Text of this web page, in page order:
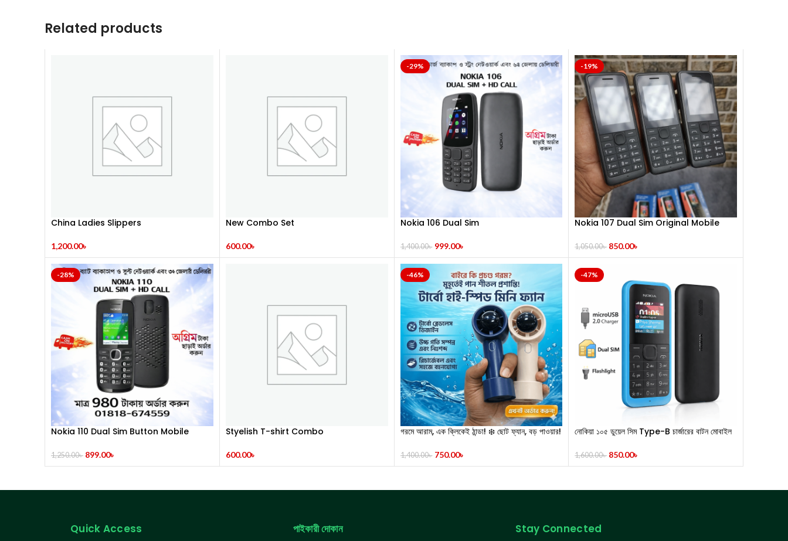
Related products
China Ladies Slippers
1,200.00৳
New Combo Set
600.00৳
-29%
Nokia 106 Dual Sim
1,400.00৳ 999.00৳
-19%
Nokia 107 Dual Sim Original Mobile
1,050.00৳ 850.00৳
-28%
Nokia 110 Dual Sim Button Mobile
1,250.00৳ 899.00৳
Styelish T-shirt Combo
600.00৳
-46%
গরমে আরাম, এক ক্লিকেই ঠান্ডা! ❄️ ছোট ফ্যান, বড় পাওয়ার!
1,400.00৳ 750.00৳
-47%
নোকিয়া ১০৫ ডুয়েল সিম Type-B চার্জারের বাটন মোবাইল
1,600.00৳ 850.00৳
Quick Access পাইকারী দোকান Stay Connected